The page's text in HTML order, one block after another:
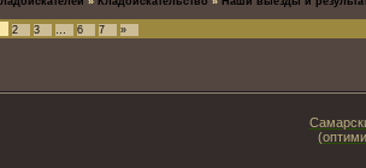
2 3 … 6 7 »